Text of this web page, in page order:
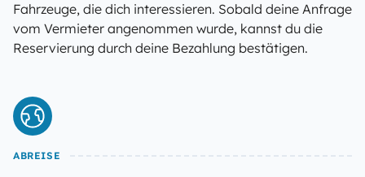
Fahrzeuge, die dich interessieren. Sobald deine Anfrage
vom Vermieter angenommen wurde, kannst du die
Reservierung durch deine Bezahlung bestätigen.
ABREISE